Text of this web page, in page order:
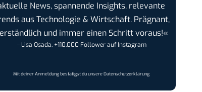
News, spannende Insights, relevante
aus Technologie & Wirtschaft. Prägnant,
und immer einen Schritt voraus!«
– Lisa Osada, +110.000 Follower auf Instagram
Mit deiner Anmeldung bestätigst du unsereDatenschutzerklärung